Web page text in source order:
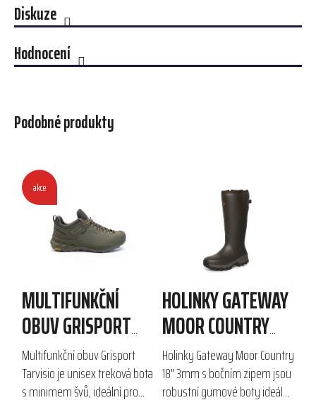
Diskuze
Hodnocení
Podobné produkty
akce
MULTIFUNKČNÍ
OBUV GRISPORT
TARVISIO
Multifunkční obuv Grisport
Tarvisio je unisex treková bota
s minimem švů, ideální pro
HOLINKY GATEWAY
MOOR COUNTRY
18" 3MM S BOČNÍM
ZIPEM
Holinky Gateway Moor Country
18" 3mm s bočním zipem jsou
robustní gumové boty ideální